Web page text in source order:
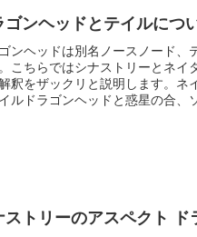
ゴンヘッドとテイルにつ
ンヘッドは別名ノースノード、
こちらではシナストリーとネイ
釈をザックリと説明します。ネ
ルドラゴンヘッドと惑星の合、
ストリーのアスペクト ド